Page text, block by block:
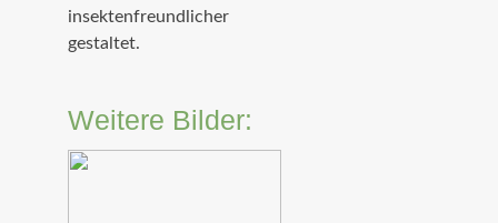
insektenfreundlicher
gestaltet.
Weitere Bilder: